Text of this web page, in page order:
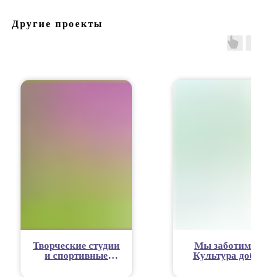
Другие проекты
Творческие студии
и спортивные
Мы заботимся.
Культура